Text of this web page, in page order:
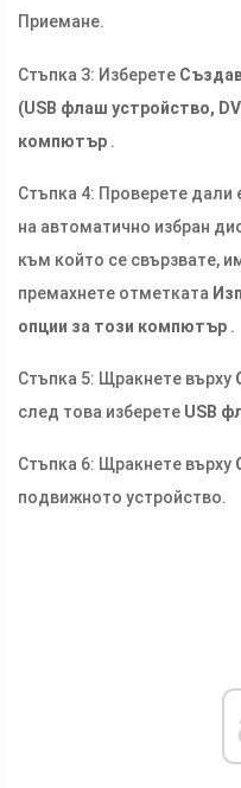
Приемане.
Стъпка 3: Изберете
(USB флаш устройство,
компютър .
Стъпка 4: Проверете дали
на автоматично избран
към който се свързвате,
премахнете отметката
опции за този компютър .
Стъпка 5: Щракнете върху
след това изберете USB
Стъпка 6: Щракнете върху
подвижното устройство.